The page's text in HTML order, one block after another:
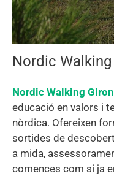
Nordic
Nordic Walking
educació en valors i
nòrdica. Ofereixen
sortides de
a mida,
comences com si ja